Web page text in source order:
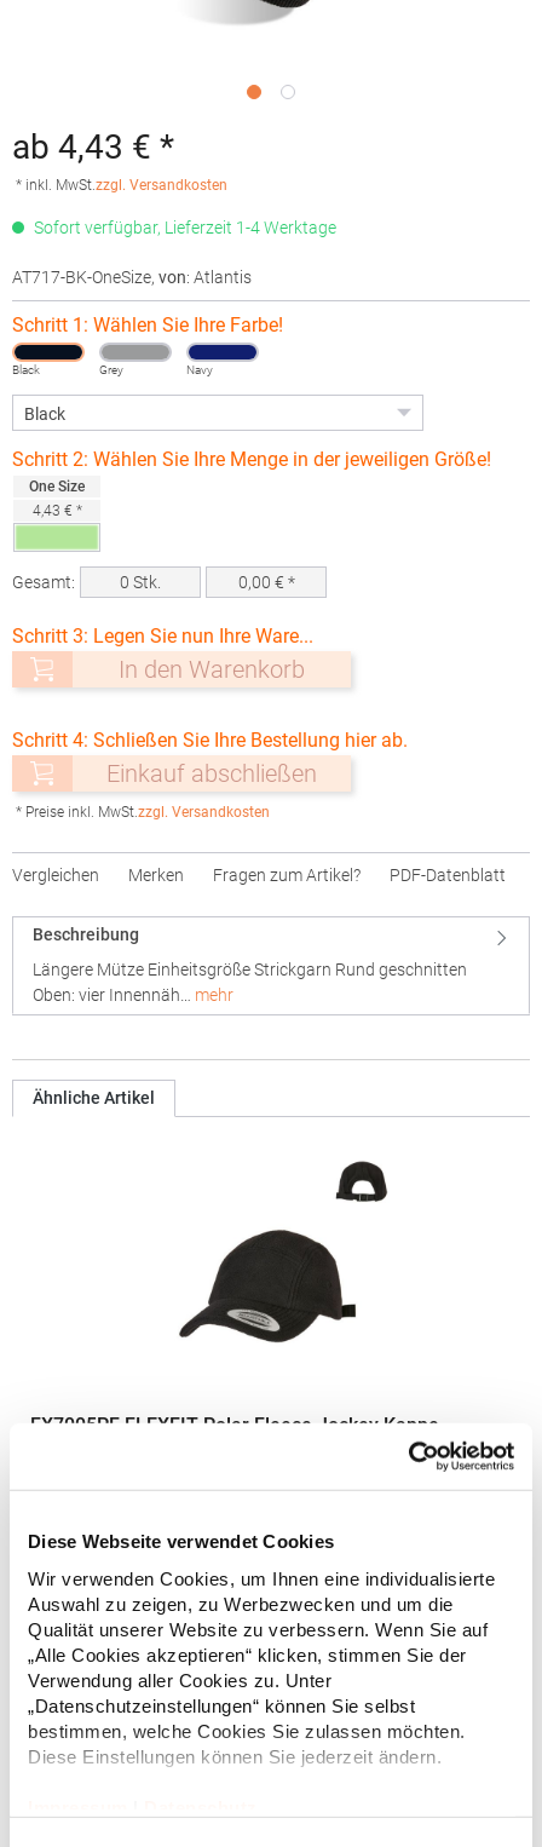
Diese Webseite verwendet Cookies
Wir verwenden Cookies, um Ihnen eine individualisierte
Auswahl zu zeigen, zu Werbezwecken und um die
Qualität unserer Website zu verbessern. Wenn Sie auf
„Alle Cookies akzeptieren“ klicken, stimmen Sie der
Verwendung aller Cookies zu. Unter
„Datenschutzeinstellungen“ können Sie selbst
bestimmen, welche Cookies Sie zulassen möchten.
Diese Einstellungen können Sie jederzeit ändern.
ab 4,43 € *
* inkl. MwSt.zzgl. Versandkosten
Sofort verfügbar, Lieferzeit 1-4 Werktage
AT717-BK-OneSize, von: Atlantis
Schritt 1: Wählen Sie Ihre Farbe!
Black Grey Navy
Schritt 2: Wählen Sie Ihre Menge in der jeweiligen Größe!
One Size
4,43 € *
Gesamt: 0 Stk. 0,00 € *
Schritt 3: Legen Sie nun Ihre Ware...
In den Warenkorb
Schritt 4: Schließen Sie Ihre Bestellung hier ab.
Einkauf abschließen
* Preise inkl. MwSt.zzgl. Versandkosten
Vergleichen Merken Fragen zum Artikel? PDF-Datenblatt
Beschreibung
Längere Mütze Einheitsgröße Strickgarn Rund geschnitten
Oben: vier Innennäh… mehr
Ähnliche Artikel
FX7005PF FLEXFIT Polar Fleece Jockey Kappe
Produktsicherheit:Herst.-Nr.: 7005PFHersteller: TB International
GmbH Dr.-Robert-Murjahn-Str. 7 64372 Ober-Ramstadt
Deutschland E-Mail: info@tbint.de
21,71 € *
* Preise inkl. gesetzlicher Mwst. + Versandkosten *